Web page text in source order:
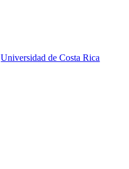
Universidad de Costa Rica